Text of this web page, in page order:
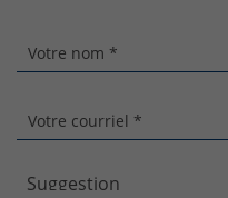
Votre nom *
Votre courriel *